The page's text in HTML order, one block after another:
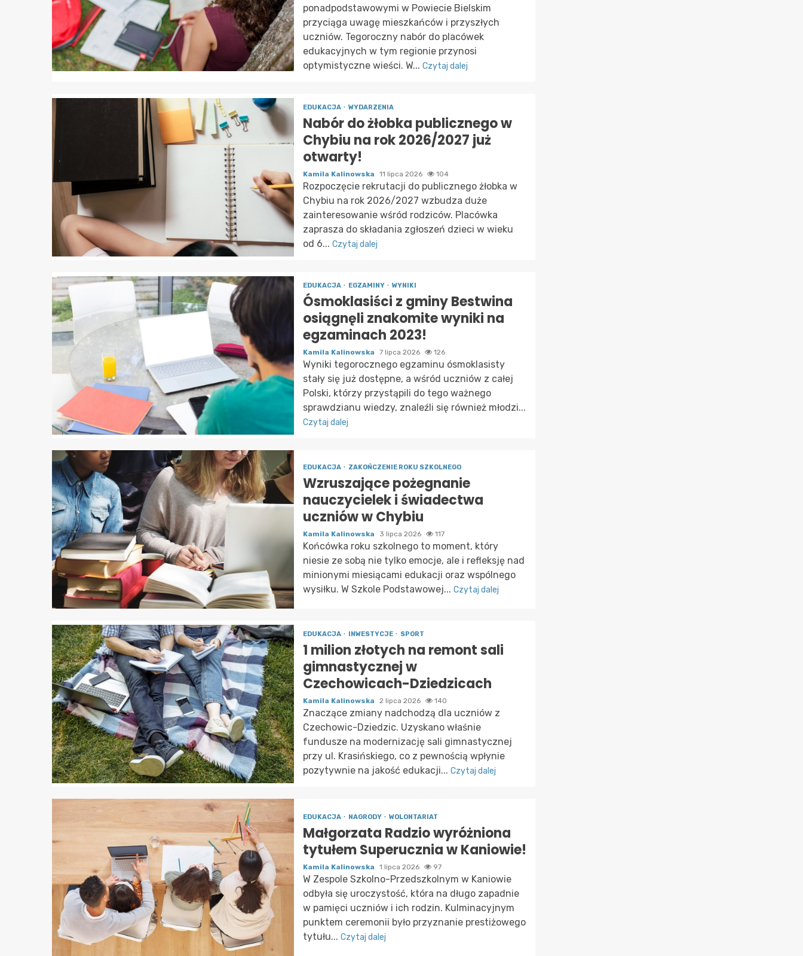
ponadpodstawowymi w Powiecie Bielskim
przyciąga uwagę mieszkańców i przyszłych
uczniów. Tegoroczny nabór do placówek
edukacyjnych w tym regionie przynosi
optymistyczne wieści. W... Czytaj dalej
EDUKACJA WYDARZENIA
Nabór do żłobka publicznego w
Chybiu na rok 2026/2027 już
otwarty!
Kamila Kalinowska 11 lipca 2026 104
Rozpoczęcie rekrutacji do publicznego żłobka w
Chybiu na rok 2026/2027 wzbudza duże
zainteresowanie wśród rodziców. Placówka
zaprasza do składania zgłoszeń dzieci w wieku
od 6... Czytaj dalej
EDUKACJA EGZAMINY WYNIKI
Ósmoklasiści z gminy Bestwina
osiągnęli znakomite wyniki na
egzaminach 2023!
Kamila Kalinowska 7 lipca 2026 126
Wyniki tegorocznego egzaminu ósmoklasisty
stały się już dostępne, a wśród uczniów z całej
Polski, którzy przystąpili do tego ważnego
sprawdzianu wiedzy, znaleźli się również młodzi...
Czytaj dalej
EDUKACJA ZAKOŃCZENIE ROKU SZKOLNEGO
Wzruszające pożegnanie
nauczycielek i świadectwa
uczniów w Chybiu
Kamila Kalinowska 3 lipca 2026 117
Końcówka roku szkolnego to moment, który
niesie ze sobą nie tylko emocje, ale i refleksję nad
minionymi miesiącami edukacji oraz wspólnego
wysiłku. W Szkole Podstawowej... Czytaj dalej
EDUKACJA INWESTYCJE SPORT
1 milion złotych na remont sali
gimnastycznej w
Czechowicach-Dziedzicach
Kamila Kalinowska 2 lipca 2026 140
Znaczące zmiany nadchodzą dla uczniów z
Czechowic-Dziedzic. Uzyskano właśnie
fundusze na modernizację sali gimnastycznej
przy ul. Krasińskiego, co z pewnością wpłynie
pozytywnie na jakość edukacji... Czytaj dalej
EDUKACJA NAGRODY WOLONTARIAT
Małgorzata Radzio wyróżniona
tytułem Superucznia w Kaniowie!
Kamila Kalinowska 1 lipca 2026 97
W Zespole Szkolno-Przedszkolnym w Kaniowie
odbyła się uroczystość, która na długo zapadnie
w pamięci uczniów i ich rodzin. Kulminacyjnym
punktem ceremonii było przyznanie prestiżowego
tytułu... Czytaj dalej